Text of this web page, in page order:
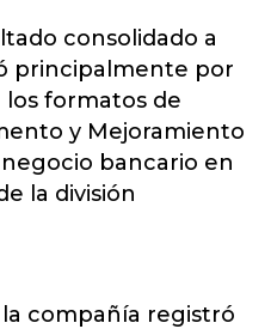
consolidado a
principalmente por
los formatos de
y Mejoramiento
bancario en
la división
la compañía registró